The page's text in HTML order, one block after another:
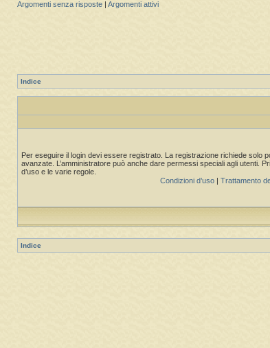
Argomenti senza risposte Argomenti attivi
Indice
Per eseguire il login devi essere registrato. La registrazione richiede solo
avanzate. L’amministratore può anche dare permessi speciali agli utenti.
d’uso e le varie regole.
Condizioni d’uso
Trattamento
Indice